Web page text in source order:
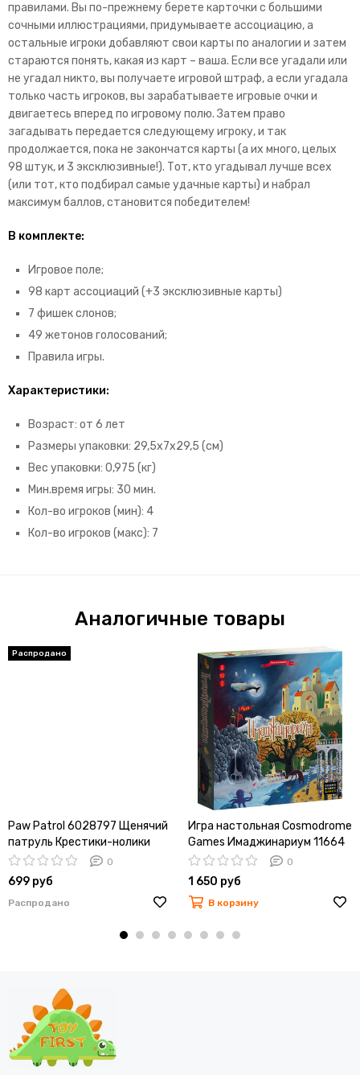
правилами. Вы по-прежнему берете карточки с большими
сочными иллюстрациями, придумываете ассоциацию, а
остальные игроки добавляют свои карты по аналогии и затем
стараются понять, какая из карт – ваша. Если все угадали или
не угадал никто, вы получаете игровой штраф, а если угадала
только часть игроков, вы зарабатываете игровые очки и
двигаетесь вперед по игровому полю. Затем право
загадывать передается следующему игроку, и так
продолжается, пока не закончатся карты (а их много, целых
98 штук, и 3 эксклюзивные!). Тот, кто угадывал лучше всех
(или тот, кто подбирал самые удачные карты) и набрал
максимум баллов, становится победителем!
В комплекте:
Игровое поле;
98 карт ассоциаций (+3 эксклюзивные карты)
7 фишек слонов;
49 жетонов голосований;
Правила игры.
Характеристики:
Возраст: от 6 лет
Размеры упаковки: 29,5х7х29,5 (см)
Вес упаковки: 0,975 (кг)
Мин.время игры: 30 мин.
Кол-во игроков (мин): 4
Кол-во игроков (макс): 7
Аналогичные товары
Paw Patrol 6028797 Щенячий
патруль Крестики-нолики
0
699 руб
Распродано
Игра настольная Cosmodrome
Games Имаджинариум 11664
0
1 650 руб
В корзину